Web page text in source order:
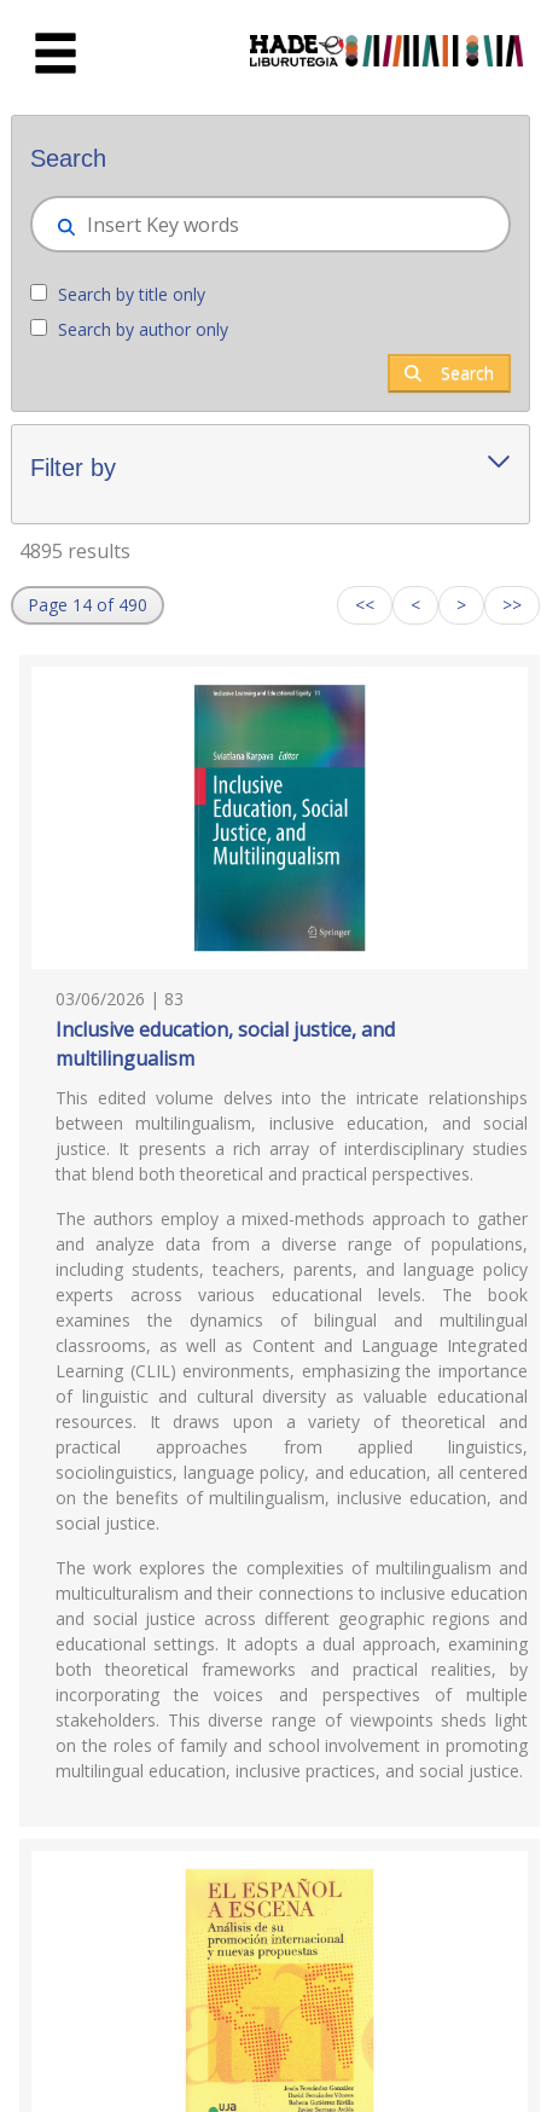
New books - Liburutegia
Search
Search by title only
Search by author only
Search
Filter by
4895 results
Page 14 of 490 << < > >>
03/06/2026 | 83
Inclusive education, social justice, and
multilingualism
This edited volume delves into the intricate relationships
between multilingualism, inclusive education, and social
justice. It presents a rich array of interdisciplinary studies
that blend both theoretical and practical perspectives.
The authors employ a mixed-methods approach to gather
and analyze data from a diverse range of populations,
including students, teachers, parents, and language policy
experts across various educational levels. The book
examines the dynamics of bilingual and multilingual
classrooms, as well as Content and Language Integrated
Learning (CLIL) environments, emphasizing the importance
of linguistic and cultural diversity as valuable educational
resources. It draws upon a variety of theoretical and
practical approaches from applied linguistics,
sociolinguistics, language policy, and education, all centered
on the benefits of multilingualism, inclusive education, and
social justice.
The work explores the complexities of multilingualism and
multiculturalism and their connections to inclusive education
and social justice across different geographic regions and
educational settings. It adopts a dual approach, examining
both theoretical frameworks and practical realities, by
incorporating the voices and perspectives of multiple
stakeholders. This diverse range of viewpoints sheds light
on the roles of family and school involvement in promoting
multilingual education, inclusive practices, and social justice.